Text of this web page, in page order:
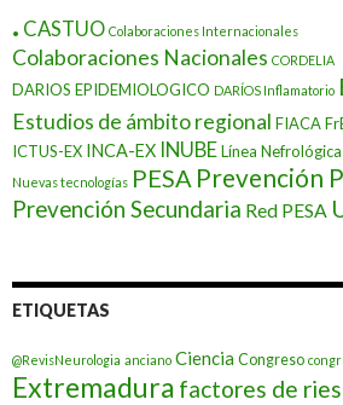
. CASTUO Colaboraciones Internacionales
Colaboraciones Nacionales CORDELIA
DARIOS EPIDEMIOLOGICO DARÍOS Inflamatorio
Estudios de ámbito regional FIACA
ICTUS-EX INCA-EX INUBELínea Nefrológica
Nuevas tecnologías PESA Prevención
Prevención Secundaria Red PESA
ETIQUETAS
@RevisNeurologia anciano Ciencia Congreso
Extremadura factores de